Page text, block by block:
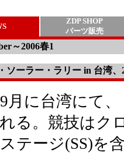
ZDP SHOP
パーツ販売
～2006春1
ソーラー・ラリー in 台湾、
月に台湾にて
る。競技はク
テージ(SS)を